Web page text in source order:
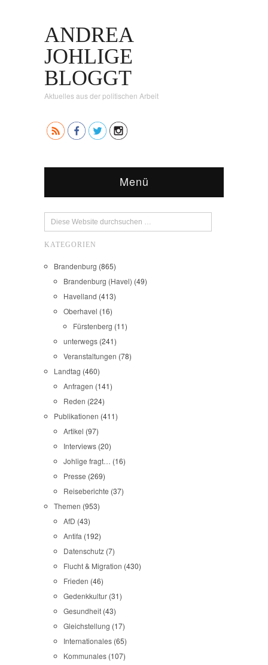
ANDREA
JOHLIGE
BLOGGT
Aktuelles aus der politischen Arbeit
Menü
KATEGORIEN
Brandenburg (865)
Brandenburg (Havel) (49)
Havelland (413)
Oberhavel (16)
Fürstenberg (11)
unterwegs (241)
Veranstaltungen (78)
Landtag (460)
Anfragen (141)
Reden (224)
Publikationen (411)
Artikel (97)
Interviews (20)
Johlige fragt… (16)
Presse (269)
Reiseberichte (37)
Themen (953)
AfD (43)
Antifa (192)
Datenschutz (7)
Flucht & Migration (430)
Frieden (46)
Gedenkkultur (31)
Gesundheit (43)
Gleichstellung (17)
Internationales (65)
Kommunales (107)